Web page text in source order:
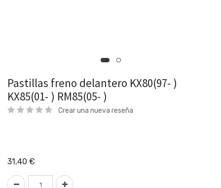
Pastillas freno delantero KX80(97- )
KX85(01- ) RM85(05- )
Crear una nueva reseña
31,40 €